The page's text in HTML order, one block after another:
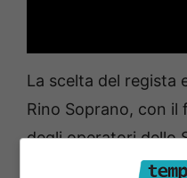
La scelta del regista
Rino Soprano, con
degli operatori dello
proprio per la